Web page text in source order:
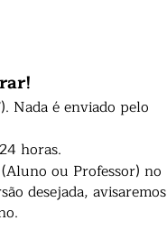
Nada é enviado pelo
horas.
ou Professor) no
desejada, avisaremos